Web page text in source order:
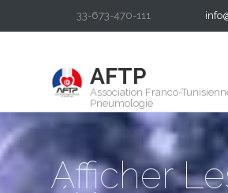
33-673-470-111
AFTP
Association Franco-
Pneumologie
Afficher